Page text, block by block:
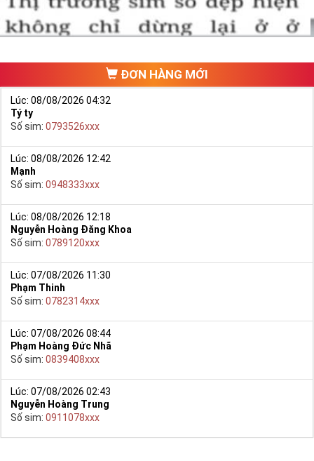
Cách đây nhiều năm về trước khi dịch vụ mua bán trực tuyến
chưa phát triển, khách hàng muốn mua một sim số đẹp phải
trong một list.
Việc này đem lại sự mệt mỏi, phiền toái, mất thời gian, có khi
không chọn được sim giảm giá mình thích như: sim năm sinh,
tứ quý, sim tam hoa, số kép….
ĐƠN HÀNG MỚI
Lúc: 08/08/2026 04:32
Tý ty
Số sim: 0793526xxx
Lúc: 08/08/2026 12:42
Mạnh
Số sim: 0948333xxx
Lúc: 08/08/2026 12:18
Nguyễn Hoàng Đăng Khoa
Số sim: 0789120xxx
Lúc: 07/08/2026 11:30
Phạm Thinh
Số sim: 0782314xxx
Lúc: 07/08/2026 08:44
Phạm Hoàng Đức Nhã
Số sim: 0839408xxx
Lúc: 07/08/2026 02:43
Nguyễn Hoàng Trung
Số sim: 0911078xxx